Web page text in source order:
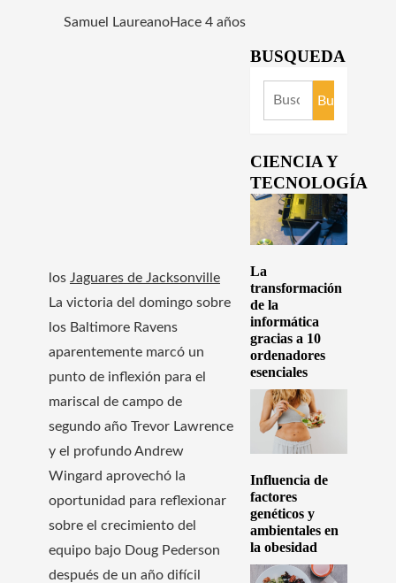
Samuel LaureanoHace 4 años
los Jaguares de Jacksonville
La victoria del domingo sobre
los Baltimore Ravens
aparentemente marcó un
punto de inflexión para el
mariscal de campo de
segundo año Trevor Lawrence
y el profundo Andrew
Wingard aprovechó la
oportunidad para reflexionar
sobre el crecimiento del
equipo bajo Doug Pederson
después de un año difícil
BUSQUEDA
Buscar:
CIENCIA Y
TECNOLOGÍA
La
transformación
de la
informática
gracias a 10
ordenadores
esenciales
Influencia de
factores
genéticos y
ambientales en
la obesidad